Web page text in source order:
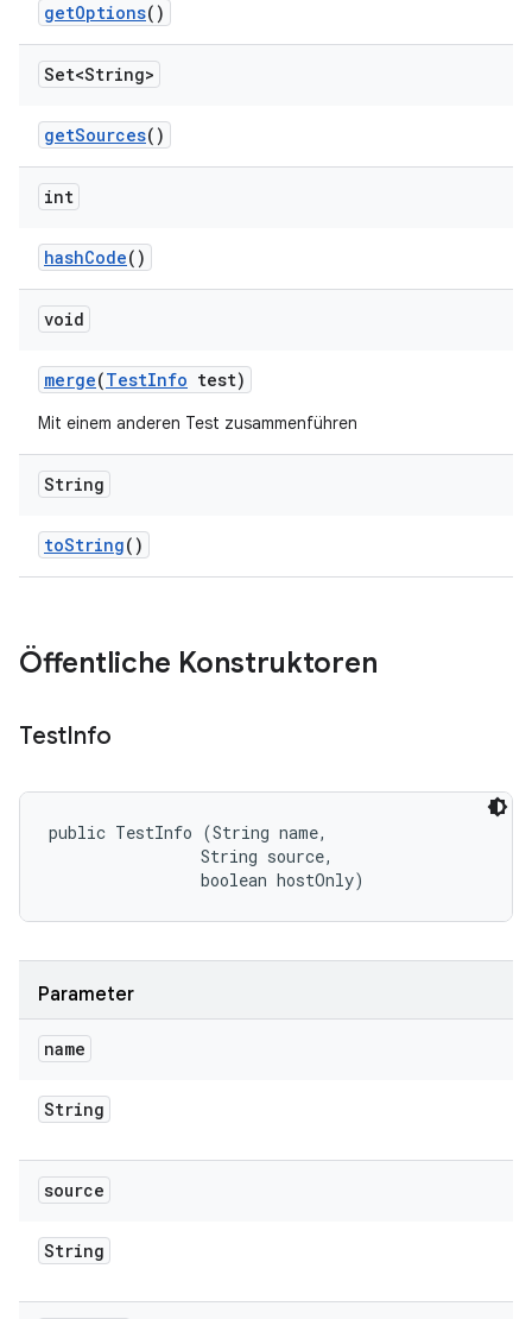
getOptions()
Set<String>
getSources()
int
hashCode()
void
merge(TestInfo test)
Mit einem anderen Test zusammenführen
String
toString()
Öffentliche Konstruktoren
TestInfo
public TestInfo (String name,
                String source,
                boolean hostOnly)
Parameter
name
String
source
String